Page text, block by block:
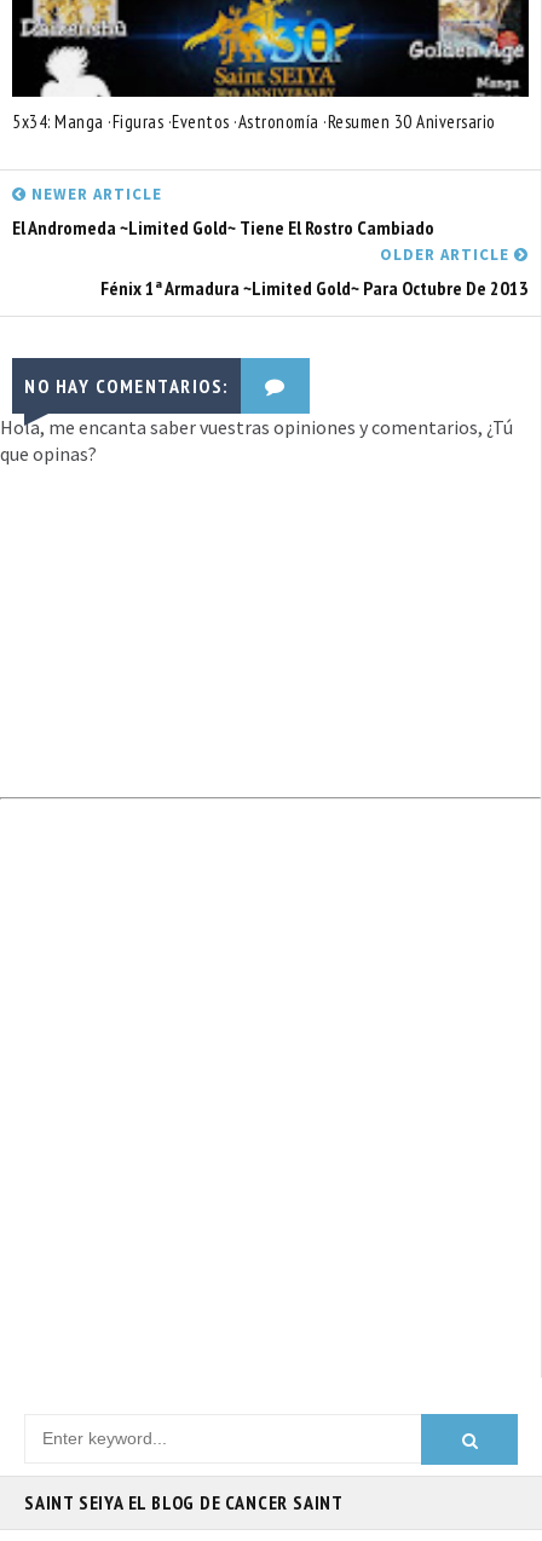
5x34: Manga ·Figuras ·Eventos ·Astronomía ·Resumen 30 Aniversario
NEWER ARTICLE
El Andromeda ~Limited Gold~ Tiene El Rostro Cambiado
OLDER ARTICLE
Fénix 1ª Armadura ~Limited Gold~ Para Octubre De 2013
NO HAY COMENTARIOS:
Hola, me encanta saber vuestras opiniones y comentarios, ¿Tú
que opinas?
SAINT SEIYA EL BLOG DE CANCER SAINT